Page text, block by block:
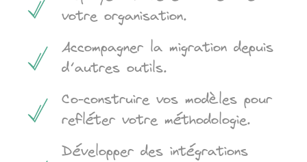
votre organisation.
Accompagner la migration depuis
d’autres outils.
Co-construire vos modèles pour
refléter votre méthodologie.
Développer des intégrations